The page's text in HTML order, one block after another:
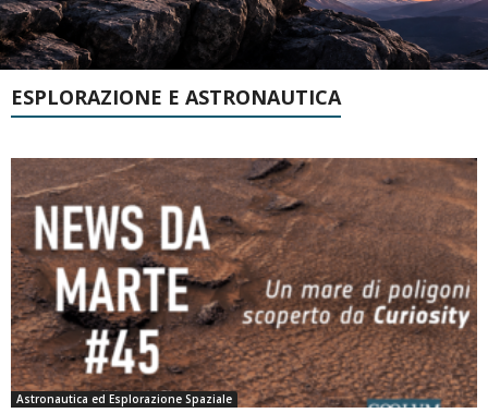
ESPLORAZIONE E ASTRONAUTICA
Astronautica ed Esplorazione Spaziale